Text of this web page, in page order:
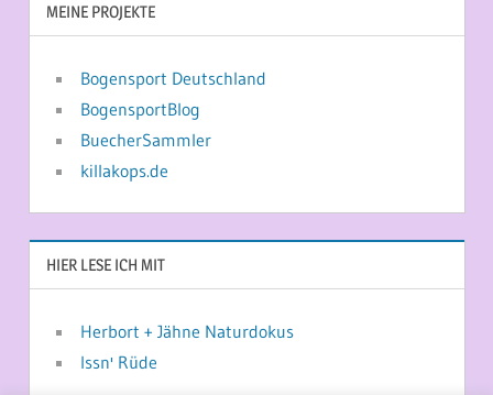
MEINE PROJEKTE
Bogensport Deutschland
BogensportBlog
BuecherSammler
killakops.de
HIER LESE ICH MIT
Herbort + Jähne Naturdokus
Issn' Rüde